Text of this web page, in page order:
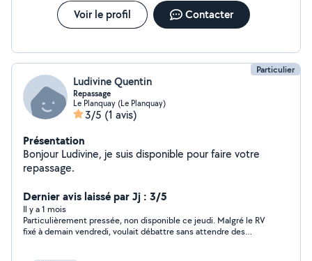
Voir le profil Contacter
Particulier
Ludivine Quentin
Repassage
Le Planquay (Le Planquay)
3/5 (1 avis)
Présentation
Bonjour Ludivine, je suis disponible pour faire votre
repassage.
Dernier avis laissé par Jj : 3/5
Il y a 1 mois
Particulièrement pressée, non disponible ce jeudi. Malgré le RV
fixé à demain vendredi, voulait débattre sans attendre des